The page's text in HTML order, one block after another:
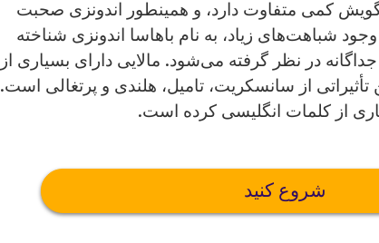
گویش کمی متفاوت دارد، و همینطور اندونزی صحبت
شباهت‌های زیاد، به نام باهاسا اندونزی شناخته
در نظر گرفته می‌شود. مالایی دارای بسیاری از
از سانسکریت، تامیل، هلندی و پرتغالی است.
از کلمات انگلیسی کرده است.
شروع کنید